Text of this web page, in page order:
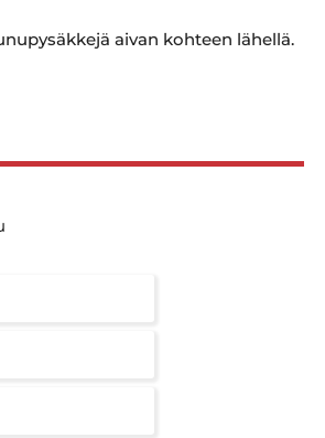
aivan kohteen lähellä.